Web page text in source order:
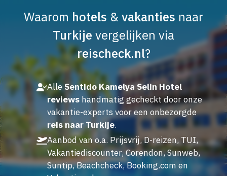
Waarom hotels &vakanties naar
Turkije vergelijken via
reischeck.nl?
AlleSentido Kamelya Selin Hotel
reviewshandmatig gecheckt door onze
vakantie-experts voor een onbezorgde
reis naar Turkije.
Aanbod van o.a. Prijsvrij, D-reizen, TUI,
Vakantiediscounter, Corendon, Sunweb,
Suntip, Beachcheck, Booking.com en